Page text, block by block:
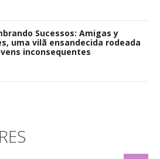
Sucessos: Amigas y
uma vilã ensandecida rodeada
inconsequentes